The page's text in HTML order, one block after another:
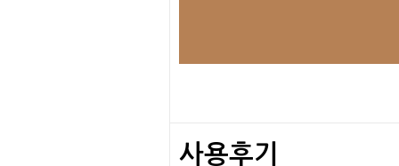
사용후기